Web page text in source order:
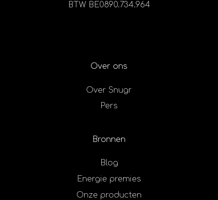
BTW BE0890.734.964
Over ons
Over Snugr
Pers
Bronnen
Blog
Energie premies
Onze producten